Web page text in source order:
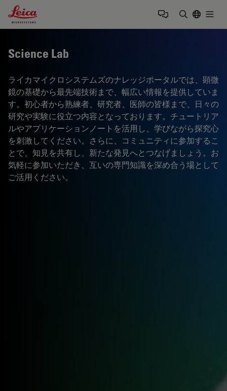
Leica Microsystems Logo
Science Lab
ライカマイクロシステムズのナレッジポータルでは、顕微
鏡の基礎から最先端技術まで、幅広い情報を提供していま
す。初心者から熟練者、研究者、医師の皆様まで、日々の
研究や実験に役立つ内容となっております。チュートリア
ルやアプリケーションノートを活用し、学びながら探究心
を刺激してください。さらに、コミュニティに参加するこ
とで、知見を共有し、新たな発見へとつなげましょう。お
気軽に参加いただき、互いの専門知識を深め合う場として
ご活用ください。